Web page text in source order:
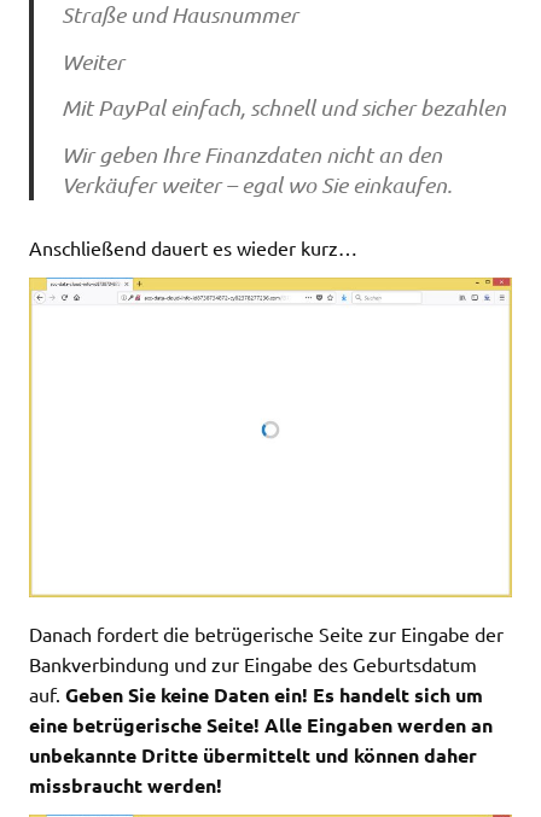
Straße und Hausnummer
Weiter
Mit PayPal einfach, schnell und sicher bezahlen
Wir geben Ihre Finanzdaten nicht an den
Verkäufer weiter – egal wo Sie einkaufen.
Anschließend dauert es wieder kurz…
Danach fordert die betrügerische Seite zur Eingabe der
Bankverbindung und zur Eingabe des Geburtsdatum
auf. Geben Sie keine Daten ein! Es handelt sich um
eine betrügerische Seite! Alle Eingaben werden an
unbekannte Dritte übermittelt und können daher
missbraucht werden!